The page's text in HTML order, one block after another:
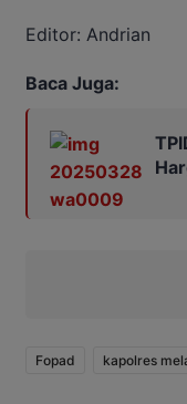
Editor: Andrian
Baca Juga:
Fopad kapolres